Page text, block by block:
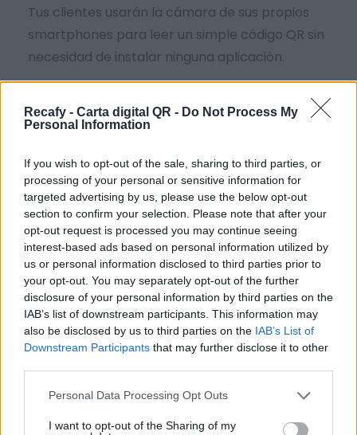
Recafy - Carta digital QR - Do Not Process My
Personal Information
If you wish to opt-out of the sale, sharing to third parties, or
processing of your personal or sensitive information for
targeted advertising by us, please use the below opt-out
section to confirm your selection. Please note that after your
opt-out request is processed you may continue seeing
interest-based ads based on personal information utilized by
us or personal information disclosed to third parties prior to
your opt-out. You may separately opt-out of the further
disclosure of your personal information by third parties on the
IAB’s list of downstream participants. This information may
also be disclosed by us to third parties on the IAB’s List of
Downstream Participants that may further disclose it to other
Please note that this website/app uses one or more Google
not limited to your visit or usage behaviour. You may click to
Personal Data Processing Opt Outs
I want to opt-out of the Sharing of my
Tus clientes usarán la cámara de sus propios
smartphones para leer un simple código QR sin
necesidad de instalar ninguna aplicación.
Te ofrecemos todo lo que necesitas para
mejorar la comunicación con tus clientes. Con la
carta digital QR tus comensales descubrirán tu
Por eso hemos diseñado un sistema capaz de
ayudar a tu negocio a adaptarse a las
circunstancias actuales que nuestro país está
viviendo. Contamos con una carta de servicios
que pueden ayudarte a aminorar las cargas de
trabajo en tu negocio o empresa para que
puedas ofrecer a tus clientes la seguridad y el
apoyo que merecen. Llega la transformación